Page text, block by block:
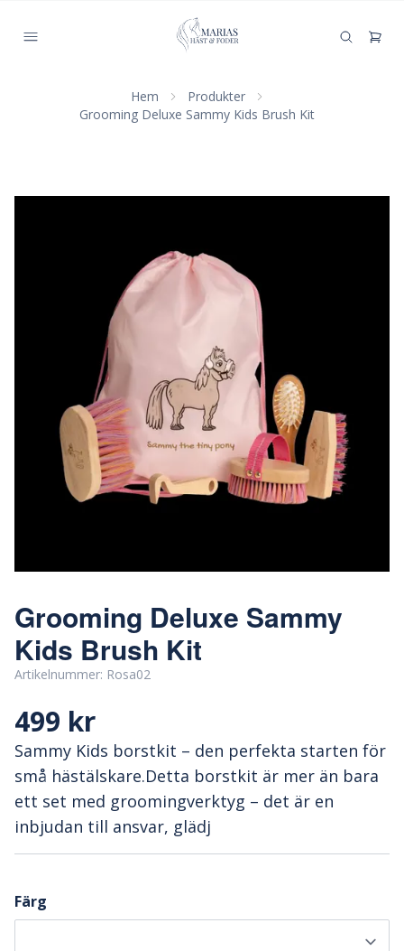
Hem
Produkter
Grooming Deluxe Sammy Kids Brush Kit
Grooming Deluxe Sammy
Kids Brush Kit
Artikelnummer: Rosa02
499 kr
Sammy Kids borstkit – den perfekta starten för
små hästälskare.Detta borstkit är mer än bara
ett set med groomingverktyg – det är en
inbjudan till ansvar, glädj
Färg